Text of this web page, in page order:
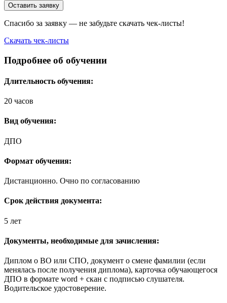
Оставить заявку
Спасибо за заявку — не забудьте скачать чек-листы!
Скачать чек-листы
Подробнее об обучении
Длительность обучения:
20 часов
Вид обучения:
ДПО
Формат обучения:
Дистанционно. Очно по согласованию
Срок действия документа:
5 лет
Документы, необходимые для зачисления:
Диплом о ВО или СПО, документ о смене фамилии (если
менялась после получения диплома), карточка обучающегося
ДПО в формате word + скан с подписью слушателя.
Водительское удостоверение.